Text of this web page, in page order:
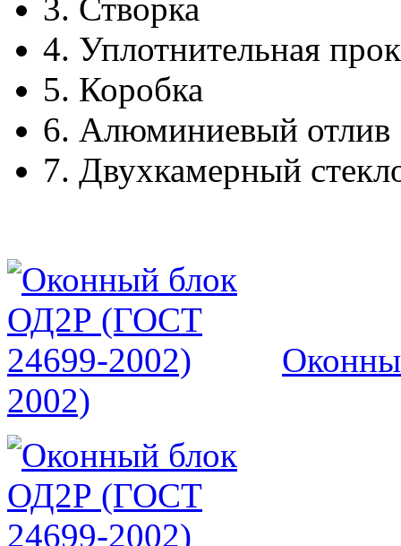
3. Створка
4. Уплотнительная
5. Коробка
6. Алюминиевый отлив
7. Двухкамерный
2002)